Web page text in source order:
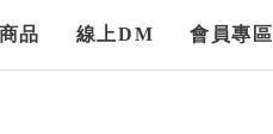
品 線上DM 會員專區